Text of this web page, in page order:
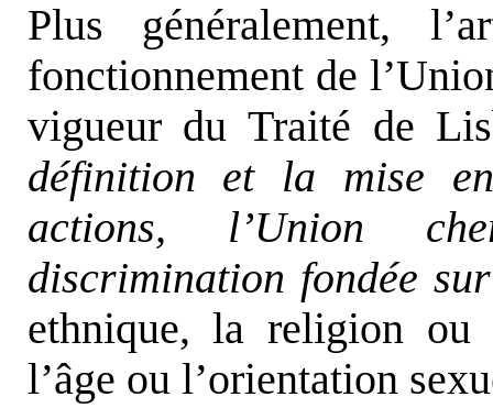
Plus généralement,
fonctionnement de
vigueur du Traité de
définition et la mise
actions, l’Union
discrimination fondée
ethnique, la religion ou
l’âge ou l’orientation